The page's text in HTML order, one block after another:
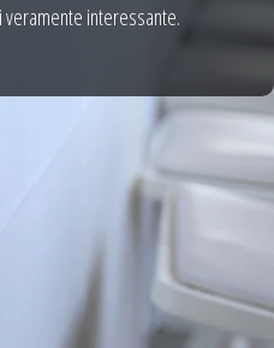
veramente interessante.